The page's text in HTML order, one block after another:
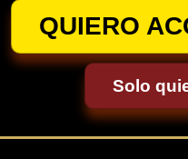
QUIERO
Solo